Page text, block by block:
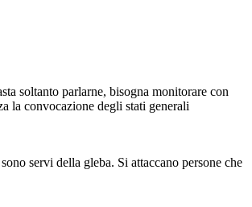
soltanto parlarne, bisogna monitorare con
la convocazione degli stati generali
servi della gleba. Si attaccano persone che